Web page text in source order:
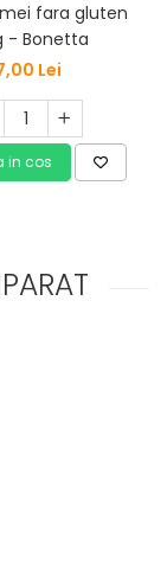
fara gluten
- Bonetta
Lei
in cos